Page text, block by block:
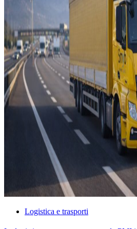
Logistica e trasporti